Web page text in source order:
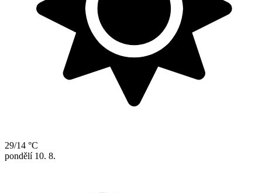
29/14 °C
pondělí 10. 8.